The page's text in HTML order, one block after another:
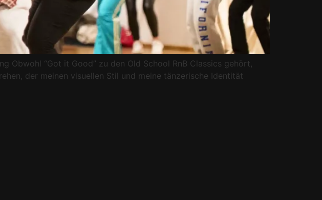
Obwohl “Got it Good” zu den Old School RnB Classics gehört,
der meinen visuellen Stil und meine tänzerische Identität